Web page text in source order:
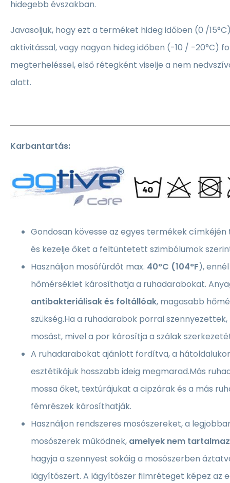
hidegebb évszakban.
Javasoljuk, hogy ezt a terméket hideg időben (0 /
aktivitással, vagy nagyon hideg időben (-10 / -20°C)
megterheléssel, első rétegként viselje a nem
alatt.
Karbantartás:
Gondosan kövesse az egyes termékek
és kezelje őket a feltüntetett szimbólumok
Használjon mosófürdőt max. 40°C (104°F),
hőmérséklet károsíthatja a ruhadarabokat.
antibakteriálisak és foltállóak, magasabb
szükség.Ha a ruhadarabok porral szennyezettek,
mosást, mivel a por károsítja a szálak
A ruhadarabokat ajánlott fordítva, a
esztétikájuk hosszabb ideig megmarad.Más
mossa őket, textúrájukat a cipzárak és a más
fémrészek károsíthatják.
Használjon rendszeres mosószereket, a
mosószerek működnek, amelyek nem
hagyja a szennyest sokáig a mosószerben
lágyítószert. A lágyítószer filmréteget képez az